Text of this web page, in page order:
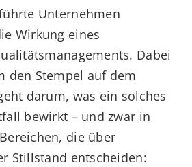
Unternehmen
Wirkung eines
Dabei
den Stempel auf dem
darum, was ein solches
bewirkt – und zwar in
die über
Stillstand entscheiden: